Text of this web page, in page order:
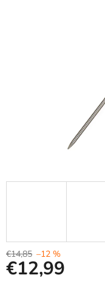
€14,85 –12 %
€12,99